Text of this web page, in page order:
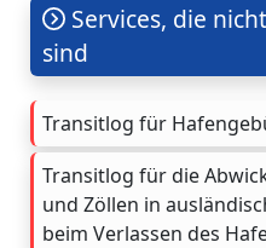
Services, die
sind
Transitlog für
Transitlog für die
und Zöllen in
beim Verlassen des